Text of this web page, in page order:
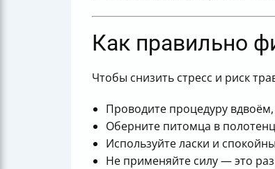
Как правильно
Чтобы снизить стресс и риск
Проводите процедуру
Оберните питомца в
Используйте ласки и
Не применяйте силу — это